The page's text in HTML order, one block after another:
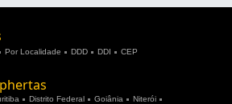
Por Localidade DDD DDI CEP
Distrito Federal Goiânia Niterói